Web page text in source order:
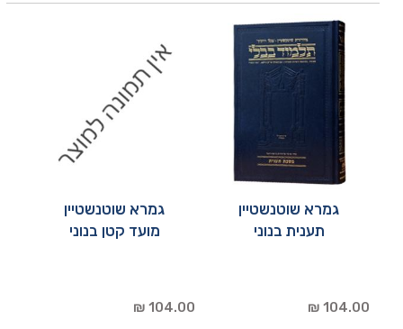
גמרא שוטנשטיין
תענית בנוני
104.00 ₪
גמרא שוטנשטיין
מועד קטן בנוני
104.00 ₪